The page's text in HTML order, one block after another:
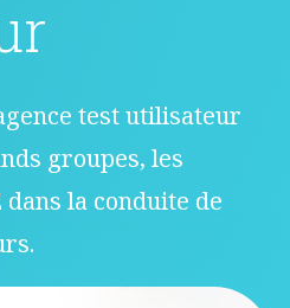
test utilisateur
groupes, les
la conduite de